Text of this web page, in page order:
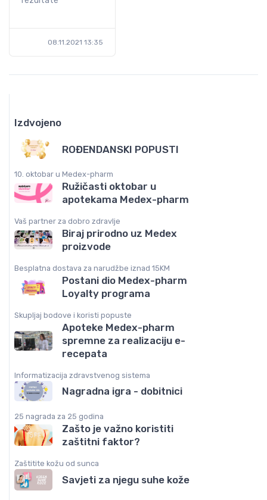
08.11.2021 13:35
Izdvojeno
ROĐENDANSKI POPUSTI
10. oktobar u Medex-pharm
Ružičasti oktobar u
apotekama Medex-pharm
Vaš partner za dobro zdravlje
Biraj prirodno uz Medex
proizvode
Besplatna dostava za narudžbe iznad 15KM
Postani dio Medex-pharm
Loyalty programa
Skupljaj bodove i koristi popuste
Apoteke Medex-pharm
spremne za realizaciju e-
recepata
Informatizacija zdravstvenog sistema
Nagradna igra - dobitnici
25 nagrada za 25 godina
Zašto je važno koristiti
zaštitni faktor?
Zaštitite kožu od sunca
Savjeti za njegu suhe kože